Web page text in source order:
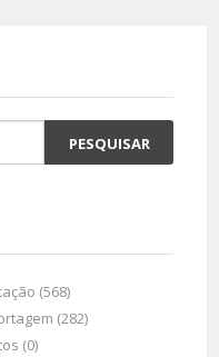
(568)
(282)
(0)